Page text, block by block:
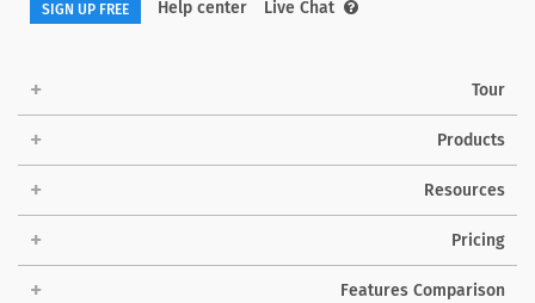
Help center Live Chat
SIGN UP FREE
Tour
Products
Resources
Pricing
Features Comparison